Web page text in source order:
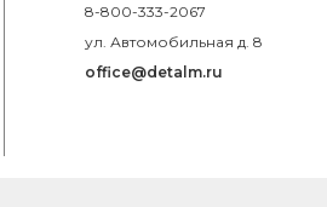
8-800-333-2067
ул. Автомобильная д. 8
office@detalm.ru